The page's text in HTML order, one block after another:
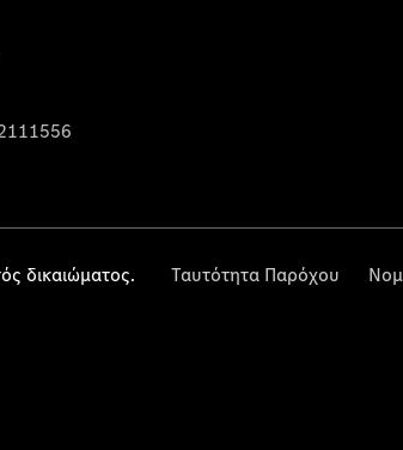
δικαιώματος. Ταυτότητα Παρόχου